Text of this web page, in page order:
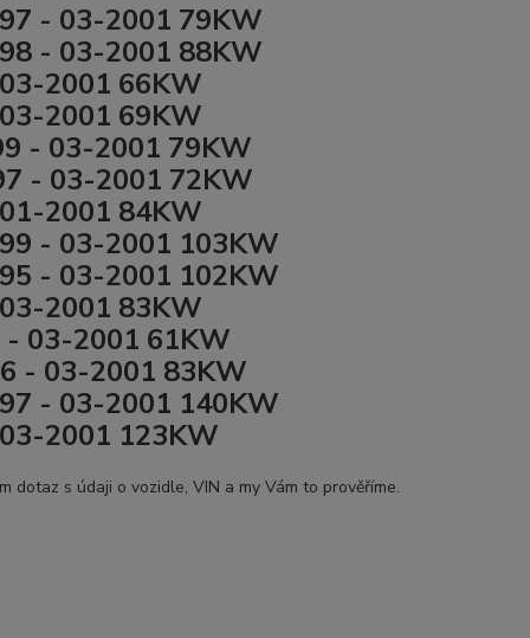
- 03-2001 79KW
- 03-2001 88KW
2001 66KW
2001 69KW
- 03-2001 79KW
- 03-2001 72KW
2001 84KW
- 03-2001 103KW
- 03-2001 102KW
2001 83KW
- 03-2001 61KW
- 03-2001 83KW
- 03-2001 140KW
2001 123KW
dotaz s údaji o vozidle, VIN a my Vám to prověříme.